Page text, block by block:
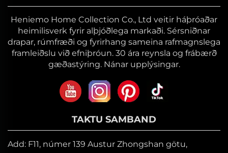
Heniemo Home Collection Co., Ltd veitir háþróaðar
heimilisverk fyrir alþjóðlega markaði. Sérsniðnar
drapar, rúmfræði og fyrirhang sameina rafmagnslega
framleiðslu við efniþróun. 30 ára reynsla og frábærð
gæðastýring. Nánar upplýsingar.
TAKTU SAMBAND
Add: F11, númer 139 Austur Zhongshan götu,